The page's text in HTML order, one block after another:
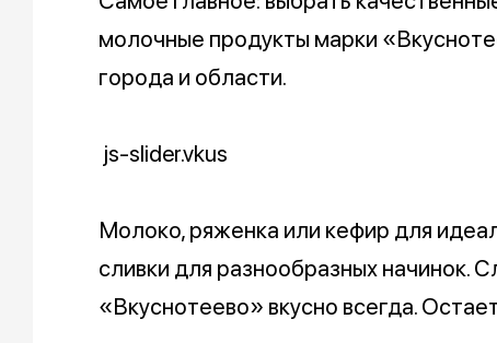
молочные продукты марки
города и области.
js-slider.vkus
Молоко, ряженка или кефир для
сливки для разнообразных начинок.
«Вкуснотеево» вкусно всегда.